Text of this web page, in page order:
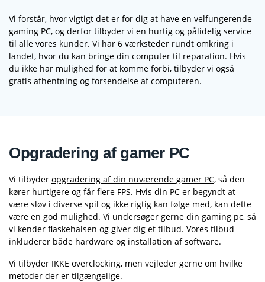
Vi forstår, hvor vigtigt det er for dig at have en velfungerende
gaming PC, og derfor tilbyder vi en hurtig og pålidelig service
til alle vores kunder. Vi har 6 værksteder rundt omkring i
landet, hvor du kan bringe din computer til reparation. Hvis
du ikke har mulighed for at komme forbi, tilbyder vi også
gratis afhentning og forsendelse af computeren.
Opgradering af gamer PC
Vi tilbyder opgradering af din nuværende gamer PC, så den
kører hurtigere og får flere FPS. Hvis din PC er begyndt at
være sløv i diverse spil og ikke rigtig kan følge med, kan dette
være en god mulighed. Vi undersøger gerne din gaming pc, så
vi kender flaskehalsen og giver dig et tilbud. Vores tilbud
inkluderer både hardware og installation af software.
Vi tilbyder IKKE overclocking, men vejleder gerne om hvilke
metoder der er tilgængelige.